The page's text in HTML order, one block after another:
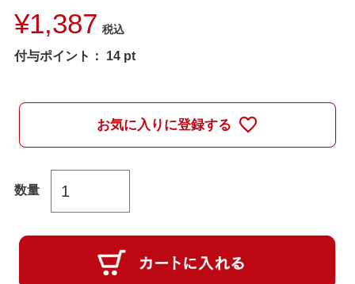
¥1,387 税込
付与ポイント： 14 pt
お気に入りに登録する